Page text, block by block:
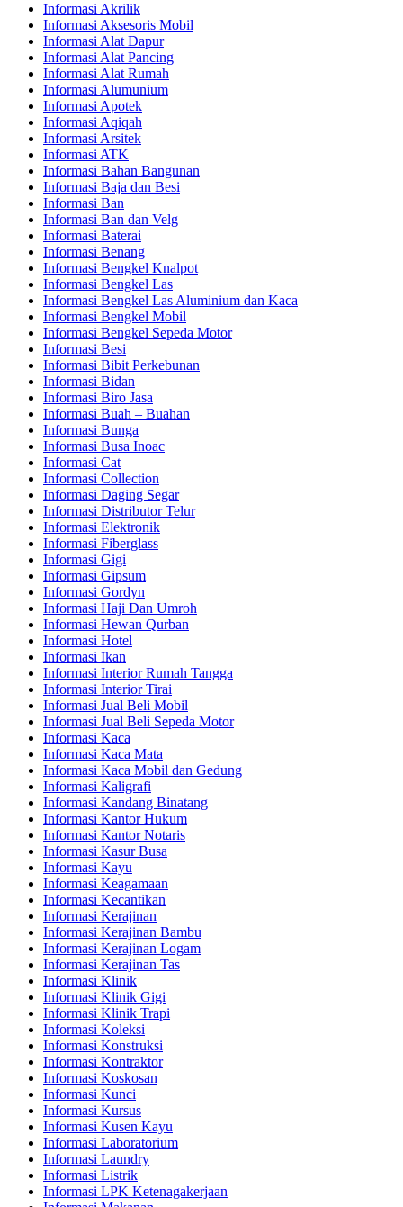
Informasi Akrilik
Informasi Aksesoris Mobil
Informasi Alat Dapur
Informasi Alat Pancing
Informasi Alat Rumah
Informasi Alumunium
Informasi Apotek
Informasi Aqiqah
Informasi Arsitek
Informasi ATK
Informasi Bahan Bangunan
Informasi Baja dan Besi
Informasi Ban
Informasi Ban dan Velg
Informasi Baterai
Informasi Benang
Informasi Bengkel Knalpot
Informasi Bengkel Las
Informasi Bengkel Las Aluminium dan Kaca
Informasi Bengkel Mobil
Informasi Bengkel Sepeda Motor
Informasi Besi
Informasi Bibit Perkebunan
Informasi Bidan
Informasi Biro Jasa
Informasi Buah – Buahan
Informasi Bunga
Informasi Busa Inoac
Informasi Cat
Informasi Collection
Informasi Daging Segar
Informasi Distributor Telur
Informasi Elektronik
Informasi Fiberglass
Informasi Gigi
Informasi Gipsum
Informasi Gordyn
Informasi Haji Dan Umroh
Informasi Hewan Qurban
Informasi Hotel
Informasi Ikan
Informasi Interior Rumah Tangga
Informasi Interior Tirai
Informasi Jual Beli Mobil
Informasi Jual Beli Sepeda Motor
Informasi Kaca
Informasi Kaca Mata
Informasi Kaca Mobil dan Gedung
Informasi Kaligrafi
Informasi Kandang Binatang
Informasi Kantor Hukum
Informasi Kantor Notaris
Informasi Kasur Busa
Informasi Kayu
Informasi Keagamaan
Informasi Kecantikan
Informasi Kerajinan
Informasi Kerajinan Bambu
Informasi Kerajinan Logam
Informasi Kerajinan Tas
Informasi Klinik
Informasi Klinik Gigi
Informasi Klinik Trapi
Informasi Koleksi
Informasi Konstruksi
Informasi Kontraktor
Informasi Koskosan
Informasi Kunci
Informasi Kursus
Informasi Kusen Kayu
Informasi Laboratorium
Informasi Laundry
Informasi Listrik
Informasi LPK Ketenagakerjaan